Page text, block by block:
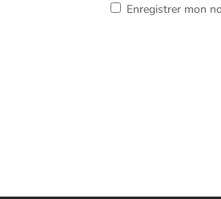
Enregistrer mon